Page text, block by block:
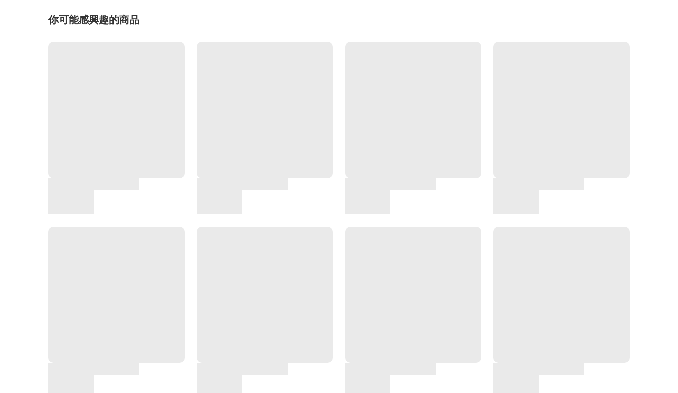
你可能感興趣的商品